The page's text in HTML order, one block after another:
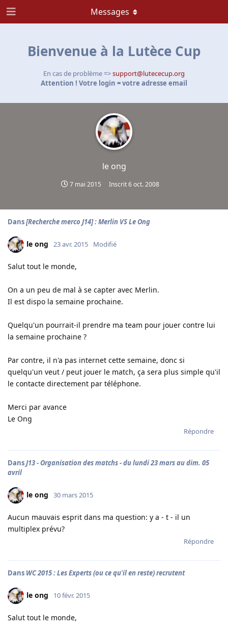
Bienvenue à la Lutèce Cup
En cas de problème =>support@lutececup.org
Attention ! Votre login = votre adresse email
le ong
7 mai 2015 Inscrit6 oct. 2008
Messages
Dans[Recherche merco J14] : Merlin VS Le Ong
le ong 23 avr. 2015 Modifié
Salut tout le monde,
On a un peu de mal à se capter avec Merlin.
Il est dispo la semaine prochaine.
Quelqu'un pourrait-il prendre ma team pour jouer contre lui
la semaine prochaine ?
Par contre, il n'a pas internet cette semaine, donc si
quelqu'un veut / peut jouer le match, ça sera plus simple qu'il
le contacte directement par téléphone.
Merci par avance
Le Ong
Répondre
DansJ13 - Organisation des matchs - du lundi 23 mars au dim. 05
avril
le ong 30 mars 2015
Aucun mauvais esprit dans ma question: y a - t - il un
multiplex prévu?
Répondre
Dans WC 2015 : Les Experts (ou ce qu'il en reste) recrutent
le ong 10 févr. 2015
Salut tout le monde,